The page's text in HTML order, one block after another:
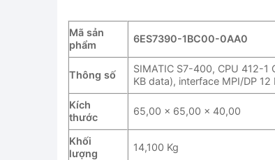
Mã sản
phẩm
6ES7390-1BC00-0AA0
Thông số
SIMATIC S7-400, CPU 412-
KB data), interface MPI/DP 12
Kích
thước
65,00 x 65,00 x 40,00
Khối
lượng
14,100 Kg